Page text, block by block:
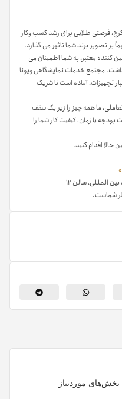
فرصتی طلایی برای رشد کسب وکار
بر تصویر برند شما تاثیر می گذارد.
کننده معتبر، به شما اطمینان می
مجتمع خدمات نمایشگاهی ویونا
تجهیزات، آماده است تا شریک
ما همه چیز را زیر یک سقف
یا زمان، کیفیت کار شما را
حالا اقدام کنید.
المللی، سالن ۱۲
شماست.
بخش‌های موردنیاز